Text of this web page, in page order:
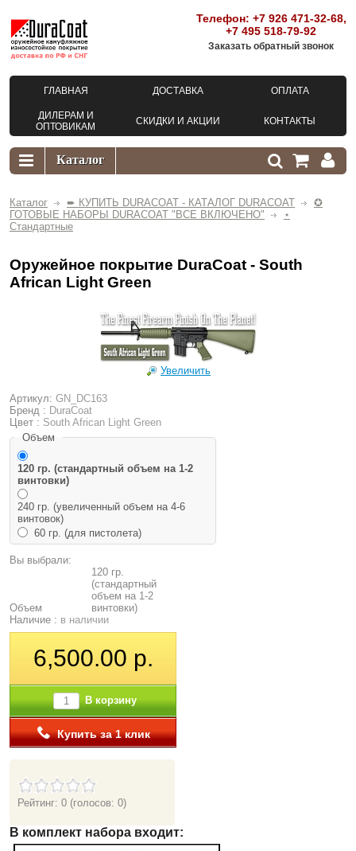
Телефон: +7 926 471-32-68,
+7 495 518-79-92
Заказать обратный звонок
ГЛАВНАЯ ДОСТАВКА ОПЛАТА
ДИЛЕРАМ И
ОПТОВИКАМ
СКИДКИ И АКЦИИ КОНТАКТЫ
Каталог ➨ КУПИТЬ DURACOAT - КАТАЛОГ DURACOAT
✪
ГОТОВЫЕ НАБОРЫ DURACOAT "ВСЕ ВКЛЮЧЕНО"
⋆
Стандартные
Оружейное покрытие DuraCoat - South
African Light Green
Увеличить
Артикул: GN_DC163
Бренд : DuraCoat
Цвет : South African Light Green
Объем
120 гр. (стандартный объем на 1-2
винтовки)
240 гр. (увеличенный объем на 4-6
винтовок)
60 гр. (для пистолета)
Вы выбрали:
Объем
120 гр.
(стандартный
объем на 1-2
винтовки)
Наличие : в наличии
6,500.00 р.
В корзину
Купить за 1 клик
Рейтинг: 0 (голосов: 0)
В комплект набора входит: